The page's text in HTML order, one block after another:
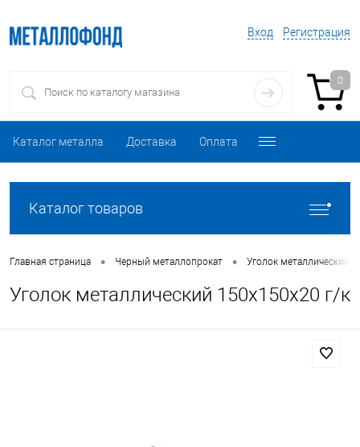
Вход Регистрация
0
Каталог металла Доставка Оплата
Каталог товаров
Главная страница • Черный металлопрокат • Уголок металлический
Уголок металлический 150х150х20 г/к